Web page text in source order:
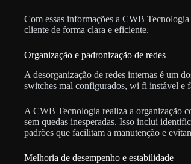
Com essas informações a CWB
cliente de forma clara e eficiente.
Organização e padronização de redes
A desorganização de redes internas é um
switches mal configurados, wi fi instável e
A CWB Tecnologia realiza a organização
sem quedas inesperadas. Isso inclui
padrões que facilitam a manutenção e
Melhoria de desempenho e estabilidade